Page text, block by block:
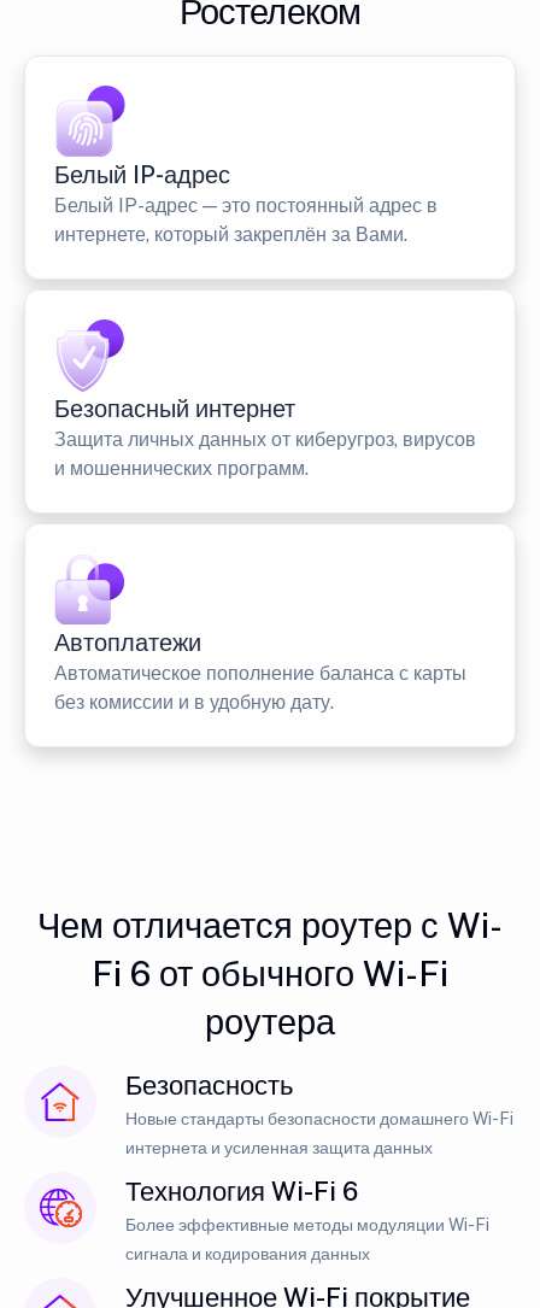
Ростелеком
Белый IP-адрес
Белый IP-адрес — это постоянный адрес в
интернете, который закреплён за Вами.
Безопасный интернет
Защита личных данных от киберугроз, вирусов
и мошеннических программ.
Автоплатежи
Автоматическое пополнение баланса с карты
без комиссии и в удобную дату.
Чем отличается роутер с Wi-
Fi 6 от обычного Wi-Fi
роутера
Безопасность
Новые стандарты безопасности домашнего Wi-Fi
интернета и усиленная защита данных
Технология Wi-Fi 6
Более эффективные методы модуляции Wi-Fi
сигнала и кодирования данных
Улучшенное Wi-Fi покрытие